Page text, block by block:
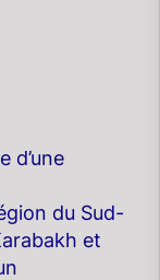
d’une
du Sud-
et